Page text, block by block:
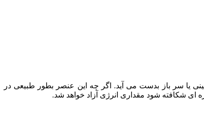
یا سر باز بدست می آید. اگر چه این عنصر بطور طبیعی در
ای شکافته شود مقداری انرژی آزاد خواهد شد.